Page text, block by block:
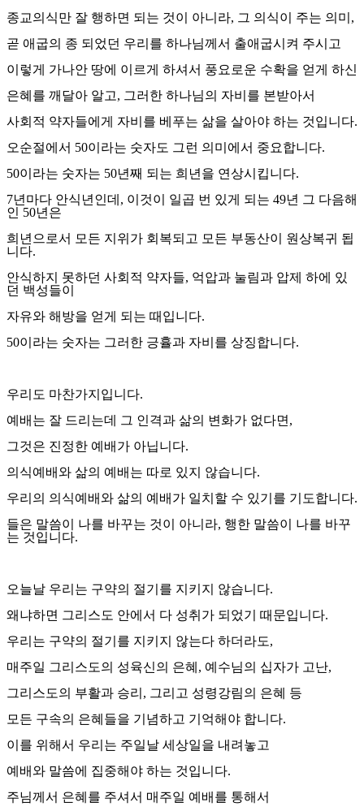
종교의식만 잘 행하면 되는 것이 아니라, 그 의식이 주는 의미 ,
곧 애굽의 종 되었던 우리를 하나님께서 출애굽시켜 주시고
이렇게 가나안 땅에 이르게 하셔서 풍요로운 수확을 얻게 하신
은혜를 깨달아 알고, 그러한 하나님의 자비를 본받아서
사회적 약자들에게 자비를 베푸는 삶을 살아야 하는 것입니다.
오순절에서 50이라는 숫자도 그런 의미에서 중요합니다.
50이라는 숫자는 50년째 되는 희년을 연상시킵니다.
7년마다 안식년인데 , 이것이 일곱 번 있게 되는 49년 그 다음해
인 50년은
희년으로서 모든 지위가 회복되고 모든 부동산이 원상복귀 됩
니다.
안식하지 못하던 사회적 약자들, 억압과 눌림과 압제 하에 있
던 백성들이
자유와 해방을 얻게 되는 때입니다.
50이라는 숫자는 그러한 긍휼과 자비를 상징합니다.
우리도 마찬가지입니다.
예배는 잘 드리는데 그 인격과 삶의 변화가 없다면 ,
그것은 진정한 예배가 아닙니다.
의식예배와 삶의 예배는 따로 있지 않습니다.
우리의 의식예배와 삶의 예배가 일치할 수 있기를 기도합니다.
들은 말씀이 나를 바꾸는 것이 아니라, 행한 말씀이 나를 바꾸
는 것입니다.
오늘날 우리는 구약의 절기를 지키지 않습니다.
왜냐하면 그리스도 안에서 다 성취가 되었기 때문입니다.
우리는 구약의 절기를 지키지 않는다 하더라도,
매주일 그리스도의 성육신의 은혜 , 예수님의 십자가 고난,
그리스도의 부활과 승리 , 그리고 성령강림의 은혜 등
모든 구속의 은혜들을 기념하고 기억해야 합니다.
이를 위해서 우리는 주일날 세상일을 내려놓고
예배와 말씀에 집중해야 하는 것입니다.
주님께서 은혜를 주셔서 매주일 예배를 통해서